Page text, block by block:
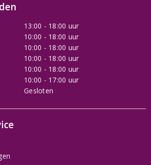
13:00 - 18:00 uur
10:00 - 18:00 uur
10:00 - 18:00 uur
10:00 - 18:00 uur
10:00 - 18:00 uur
10:00 - 17:00 uur
Gesloten